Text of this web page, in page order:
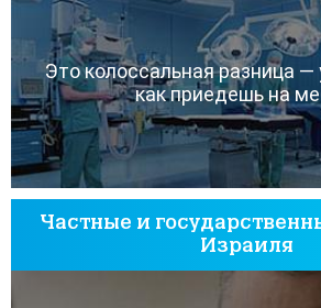
Это колоссальная разница —
как приедешь на
Частные и
Израиля